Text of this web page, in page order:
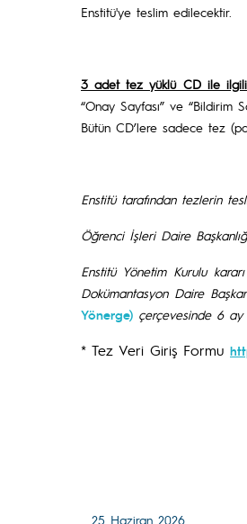
Enstitü'ye teslim edilecektir.
3 adet tez yüklü CD ile
“Onay Sayfası” ve “Bildirim
Bütün CD’lere sadece tez
Enstitü tarafından tezlerin
Öğrenci İşleri Daire
Enstitü Yönetim Kurulu
Dokümantasyon Daire
Yönerge) çerçevesinde 6 ay
* Tez Veri Giriş Formu
25 Haziran 2026